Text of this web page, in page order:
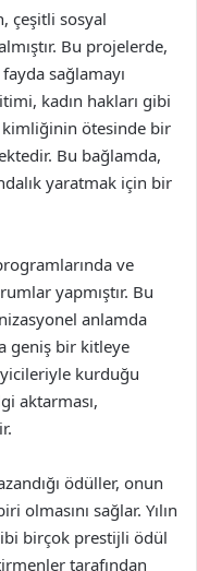
çeşitli sosyal
Bu projelerde,
sağlamayı
kadın hakları gibi
kimliğinin ötesinde bir
Bu bağlamda,
yaratmak için bir
ve
yapmıştır. Bu
anlamda
geniş bir kitleye
kurduğu
aktarması,
ödüller, onun
olmasını sağlar. Yılın
birçok prestijli ödül
tarafından